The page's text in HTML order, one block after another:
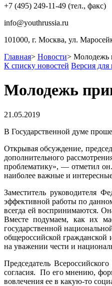
+7 (495) 249-11-49 (тел., факс)
info@youthrussia.ru
101000, г. Москва, ул.
Главная> Новости> Молодежь
К списку новостей Версия для
Молодежь
21.05.2019
В Государственной думе
Открывая обсуждение,
дополнительного
проблематику», — отметил
наиболее важные и
Заместитель руководителя
эффективной работы по
всегда ей воспринимаются.
Вместе подумаем, как их
государственной
общероссийской гражданской
на уважении чести и
Председатель
согласия. По его мнению,
вовлечения ее в какую-то